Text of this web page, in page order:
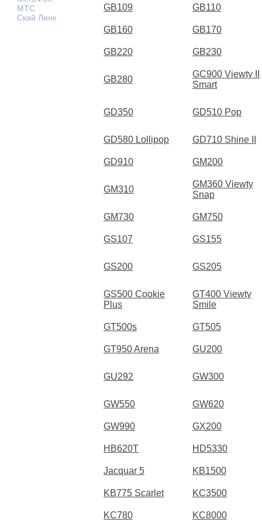
МТС
Скай Линк
GB109 GB110
GB160 GB170
GB220 GB230
GB280
GC900 Viewty II
Smart
GD350 GD510 Pop
GD580 Lollipop GD710 Shine II
GD910 GM200
GM310
GM360 Viewty
Snap
GM730 GM750
GS107 GS155
GS200 GS205
GS500 Cookie
Plus
GT400 Viewty
Smile
GT500s GT505
GT950 Arena GU200
GU292 GW300
GW550 GW620
GW990 GX200
HB620T HD5330
Jacquar 5 KB1500
KB775 Scarlet KC3500
KC780 KC8000